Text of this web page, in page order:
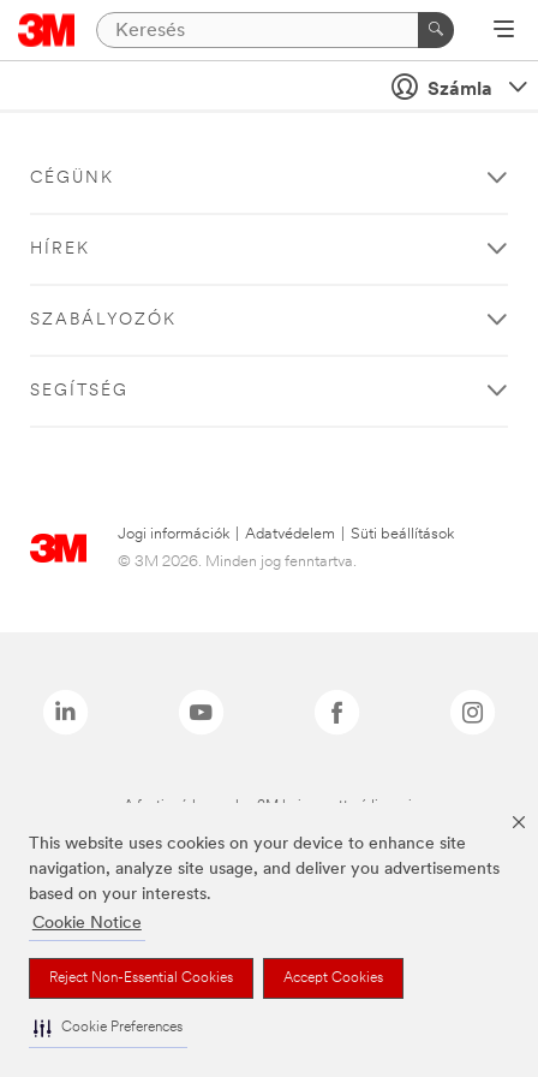
This website uses cookies on your device to enhance site
navigation, analyze site usage, and deliver you advertisements
based on your interests.
Cookie Notice
Reject Non-Essential Cookies Accept Cookies
Cookie Preferences
Számla
CÉGÜNK
HÍREK
SZABÁLYOZÓK
SEGÍTSÉG
Jogi információk Adatvédelem
Süti beállítások
© 3M 2026. Minden jog fenntartva.
A fenti márkanevek a 3M bejegyzett védjegyei.